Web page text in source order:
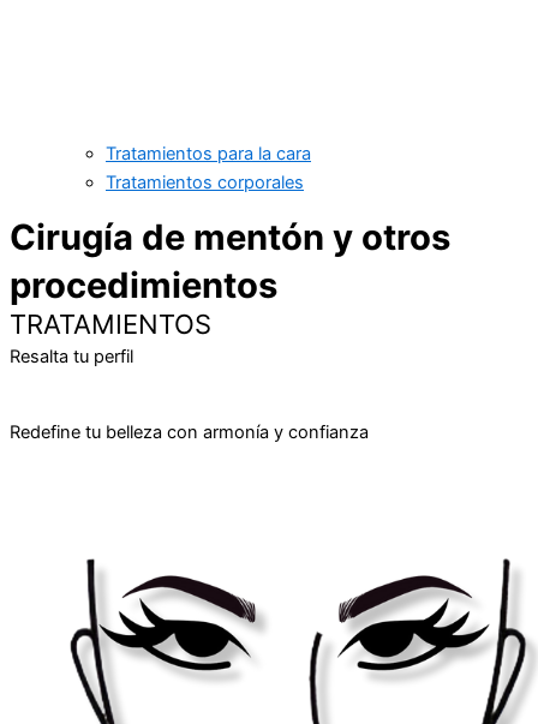
Tratamientos para la cara
Tratamientos corporales
Cirugía de mentón y otros
procedimientos
TRATAMIENTOS
Resalta tu perfil
Redefine tu belleza con armonía y confianza